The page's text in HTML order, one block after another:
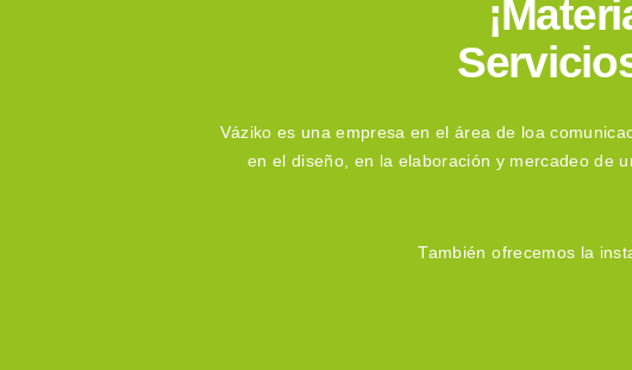
Váziko es una empresa en el área de loa
en el diseño, en la elaboración y mercadeo de
También ofrecemos la